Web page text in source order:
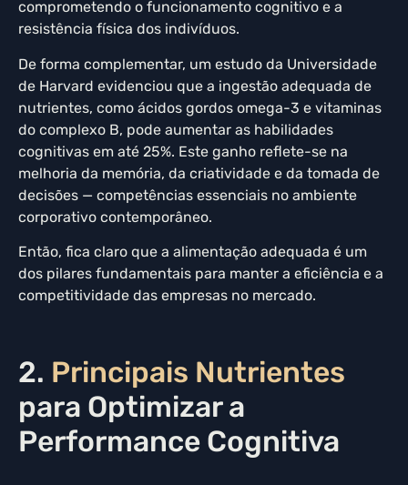
comprometendo o funcionamento cognitivo e a
resistência física dos indivíduos.
De forma complementar, um estudo da Universidade
de Harvard evidenciou que a ingestão adequada de
nutrientes, como ácidos gordos omega-3 e vitaminas
do complexo B, pode aumentar as habilidades
cognitivas em até 25%. Este ganho reflete-se na
melhoria da memória, da criatividade e da tomada de
decisões — competências essenciais no ambiente
corporativo contemporâneo.
Então, fica claro que a alimentação adequada é um
dos pilares fundamentais para manter a eficiência e a
competitividade das empresas no mercado.
2. Principais Nutrientes
para Optimizar a
Performance Cognitiva